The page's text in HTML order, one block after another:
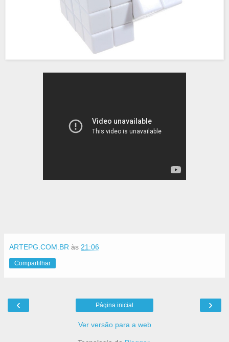
ARTEPG.COM.BR às 21:06
Compartilhar
‹ ›
Página inicial
Ver versão para a web